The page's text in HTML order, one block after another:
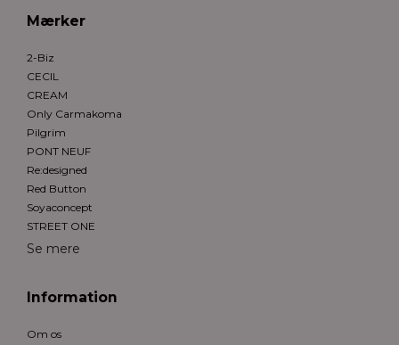
Mærker
2-Biz
CECIL
CREAM
Only Carmakoma
Pilgrim
PONT NEUF
Re:designed
Red Button
Soyaconcept
STREET ONE
Se mere
Information
Om os